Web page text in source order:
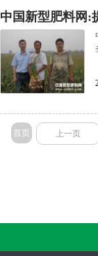
中国新型肥料网:
首页 上一页